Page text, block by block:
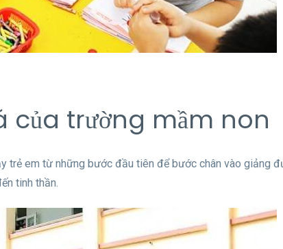
của trường mầm non
trẻ em từ những bước đầu tiên để bước chân vào giảng
tinh thần.